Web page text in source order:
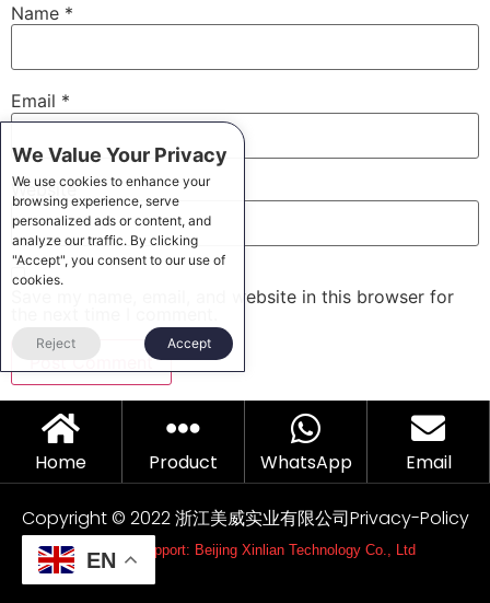
Name *
Email *
Website
Save my name, email, and website in this browser for
Home Product WhatsApp Email
Copyright © 2022 浙江美威实业有限公司Privacy-Policy
Technical support: Beijing Xinlian Technology Co., Ltd
EN
We Value Your Privacy
We use cookies to enhance your
browsing experience, serve
personalized ads or content, and
analyze our traffic. By clicking
"Accept", you consent to our use of
cookies.
Reject Accept